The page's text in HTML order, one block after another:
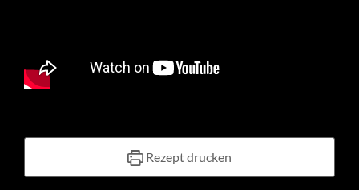
Rezept drucken